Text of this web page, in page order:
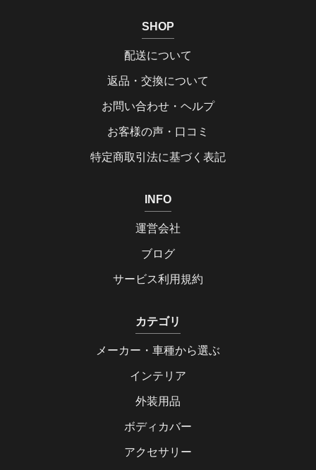
SHOP
配送について
返品・交換について
お問い合わせ・ヘルプ
お客様の声・口コミ
特定商取引法に基づく表記
INFO
運営会社
ブログ
サービス利用規約
カテゴリ
メーカー・車種から選ぶ
インテリア
外装用品
ボディカバー
アクセサリー